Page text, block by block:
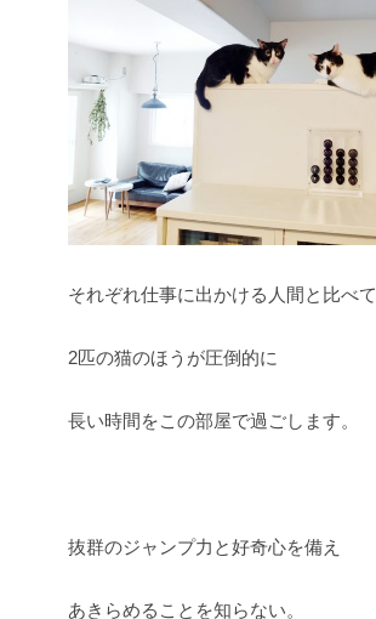
それぞれ仕事に出かける人間と比べて
2匹の猫のほうが圧倒的に
長い時間をこの部屋で過ごします。
抜群のジャンプ力と好奇心を備え
あきらめることを知らない。